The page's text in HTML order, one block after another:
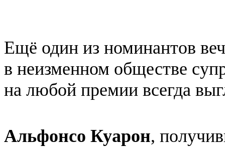
Ещё один из номинантов
в неизменном обществе
на любой премии всегда
Альфонсо Куарон,